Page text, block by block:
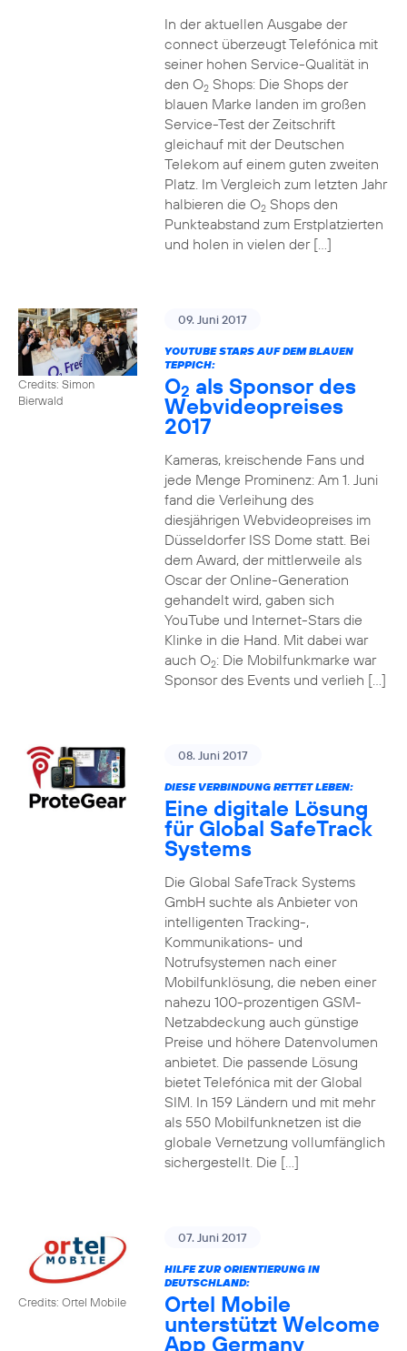
In der aktuellen Ausgabe der
connect überzeugt Telefónica mit
seiner hohen Service-Qualität in
den O2Shops: Die Shops der
blauen Marke landen im großen
Service-Test der Zeitschrift
gleichauf mit der Deutschen
Telekom auf einem guten zweiten
Platz. Im Vergleich zum letzten Jahr
halbieren die O2Shops den
Punkteabstand zum Erstplatzierten
und holen in vielen der […]
Credits: Simon
Bierwald
09. Juni 2017
YOUTUBE STARS AUF DEM BLAUEN
TEPPICH:
O2 als Sponsor des
Webvideopreises
2017
Kameras, kreischende Fans und
jede Menge Prominenz: Am 1. Juni
fand die Verleihung des
diesjährigen Webvideopreises im
Düsseldorfer ISS Dome statt. Bei
dem Award, der mittlerweile als
Oscar der Online-Generation
gehandelt wird, gaben sich
YouTube und Internet-Stars die
Klinke in die Hand. Mit dabei war
auch O2: Die Mobilfunkmarke war
Sponsor des Events und verlieh […]
08. Juni 2017
DIESE VERBINDUNG RETTET LEBEN:
Eine digitale Lösung
für Global SafeTrack
Systems
Die Global SafeTrack Systems
GmbH suchte als Anbieter von
intelligenten Tracking-,
Kommunikations- und
Notrufsystemen nach einer
Mobilfunklösung, die neben einer
nahezu 100-prozentigen GSM-
Netzabdeckung auch günstige
Preise und höhere Datenvolumen
anbietet. Die passende Lösung
bietet Telefónica mit der Global
SIM. In 159 Ländern und mit mehr
als 550 Mobilfunknetzen ist die
globale Vernetzung vollumfänglich
sichergestellt. Die […]
Credits: Ortel Mobile
07. Juni 2017
HILFE ZUR ORIENTIERUNG IN
DEUTSCHLAND:
Ortel Mobile
unterstützt Welcome
App Germany